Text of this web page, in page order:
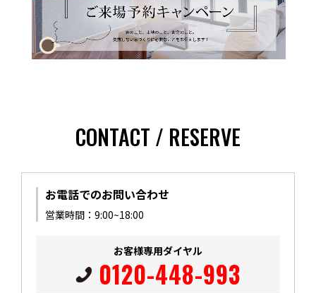
CONTACT / RESERVE
お電話でのお問い合わせ
営業時間：9:00~18:00
お客様専用ダイヤル
0120-448-993